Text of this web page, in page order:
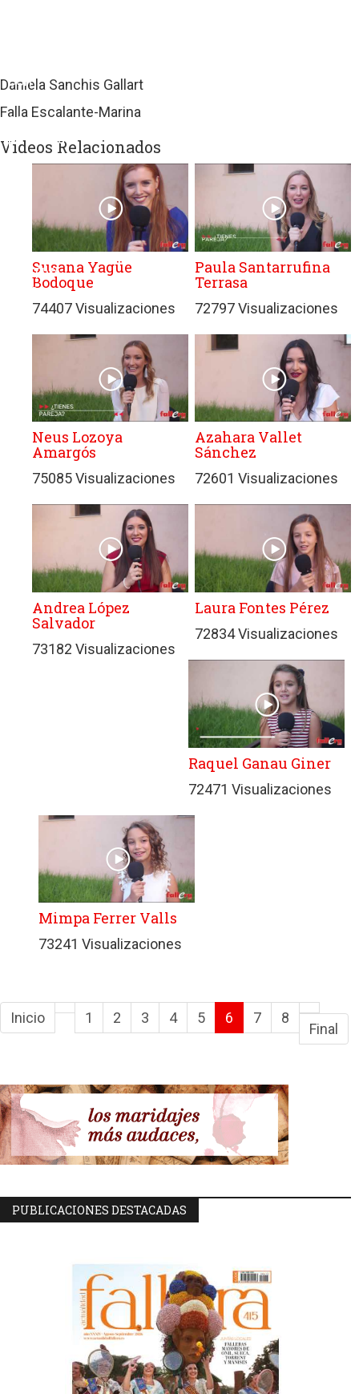
con
de
privacidad
ajenas
EDITORIAL
PRENSA
FESTIVA
MPG
Daniela Sanchis Gallart
Falla Escalante-Marina
Videos Relacionados
Susana Yagüe
Bodoque
74407 Visualizaciones
Paula Santarrufina
Terrasa
72797 Visualizaciones
Neus Lozoya
Amargós
75085 Visualizaciones
Azahara Vallet
Sánchez
72601 Visualizaciones
Andrea López
Salvador
73182 Visualizaciones
Laura Fontes Pérez
72834 Visualizaciones
Raquel Ganau Giner
72471 Visualizaciones
Mimpa Ferrer Valls
73241 Visualizaciones
Inicio 1 2 3 4 5 6 7 8
Final
PUBLICACIONES DESTACADAS